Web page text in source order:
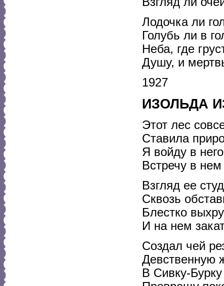
Лодочка ли
Голубь ли в
Неба, где
Душу, и
1927
ИЗОЛЬДА
Этот лес
Ставила
Я войду в
Встречу в
Взгляд ее
Сквозь
Блестко
И на нем
Создал чей
Девственную
В Сивку-